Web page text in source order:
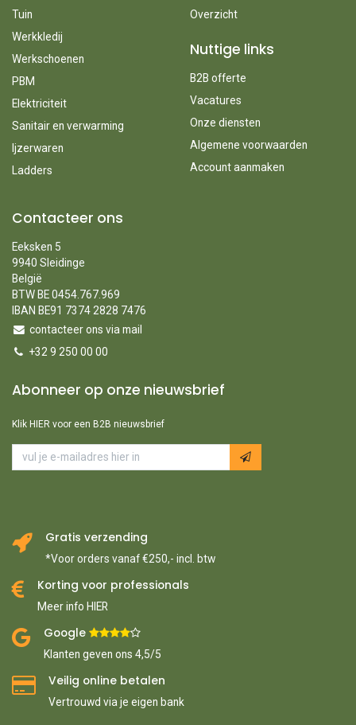
Tuin
Werkkledij
Werkschoenen
PBM
Elektriciteit
Sanitair en verwarming
Ijzerwaren
Ladders
Overzicht
Nuttige links
B2B offerte
Vacatures
Onze diensten
Algemene voorwaarden
Account aanmaken
Contacteer ons
Eeksken 5
9940 Sleidinge
België
BTW BE 0454.767.969
IBAN BE91 7374 2828 7476
contacteer ons via mail
+32 9 250 00 00
Abonneer op onze nieuwsbrief
Klik HIER voor een B2B nieuwsbrief
Gratis verzending
*Voor orders vanaf €250,- incl. btw
Korting voor professionals
Meer info HIER
Google ​
Klanten geven ons 4,5/5
Veilig online betalen
Vertrouwd via je eigen bank